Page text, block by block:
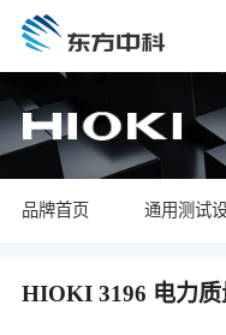
品牌首页 通用测试
HIOKI 3196 电力质